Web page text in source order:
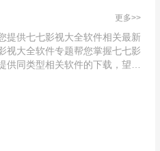
更多>>
提供七七影视大全软件相关最新
视大全软件专题帮您掌握七七影
同类型相关软件的下载，望能